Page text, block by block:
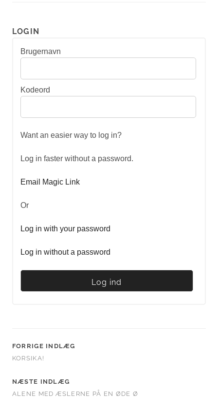
LOGIN
Brugernavn
Kodeord
Want an easier way to log in?
Log in faster without a password.
Email Magic Link
Or
Log in with your password
Log in without a password
FORRIGE INDLÆG
KORSIKA!
NÆSTE INDLÆG
ALENE MED ÆSLERNE PÅ EN ØDE Ø